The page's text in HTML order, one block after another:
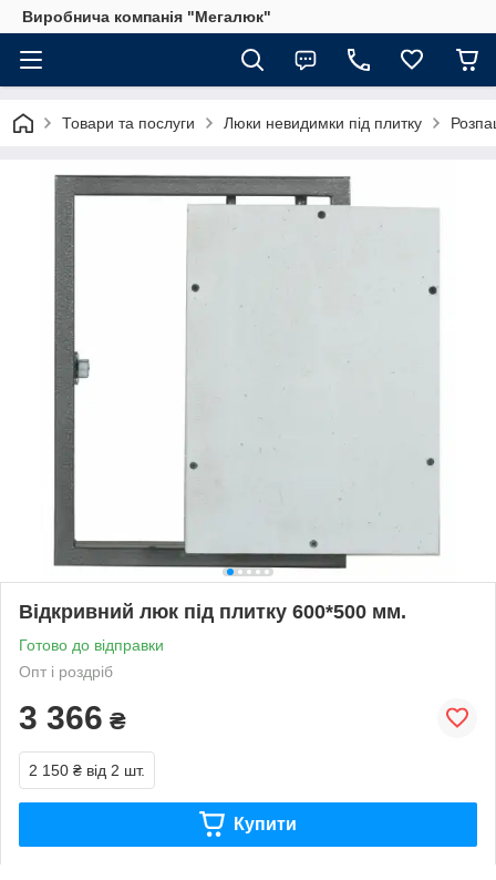
Виробнича компанія "Мегалюк"
Товари та послуги Люки невидимки під плитку
Відкривний люк під плитку 600*500 мм.
Готово до відправки
Опт і роздріб
3 366 ₴
2 150 ₴ від 2 шт.
Купити